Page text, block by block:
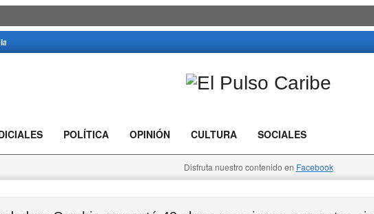
Caribe
POLÍTICA OPINIÓN CULTURA SOCIALES
Disfruta nuestro contenido en Facebook